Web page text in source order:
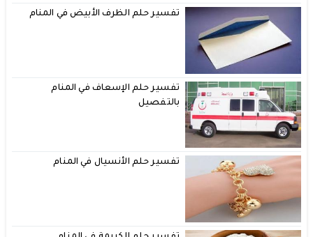
تفسير حلم الظرف الأبيض في المنام
تفسير حلم الإسعاف في المنام
بالتفصيل
تفسير حلم الأنسيال في المنام